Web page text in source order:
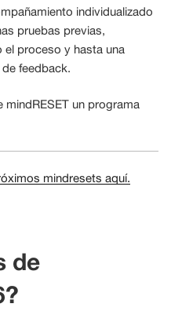
individualizado
pruebas previas,
proceso y hasta una
feedback.
mindRESET un programa
mindresets aquí.
de